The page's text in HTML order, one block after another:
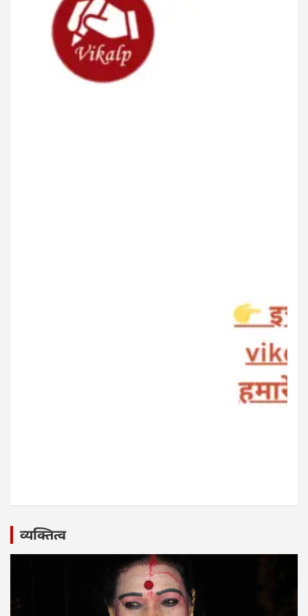
व्यक्तित्व